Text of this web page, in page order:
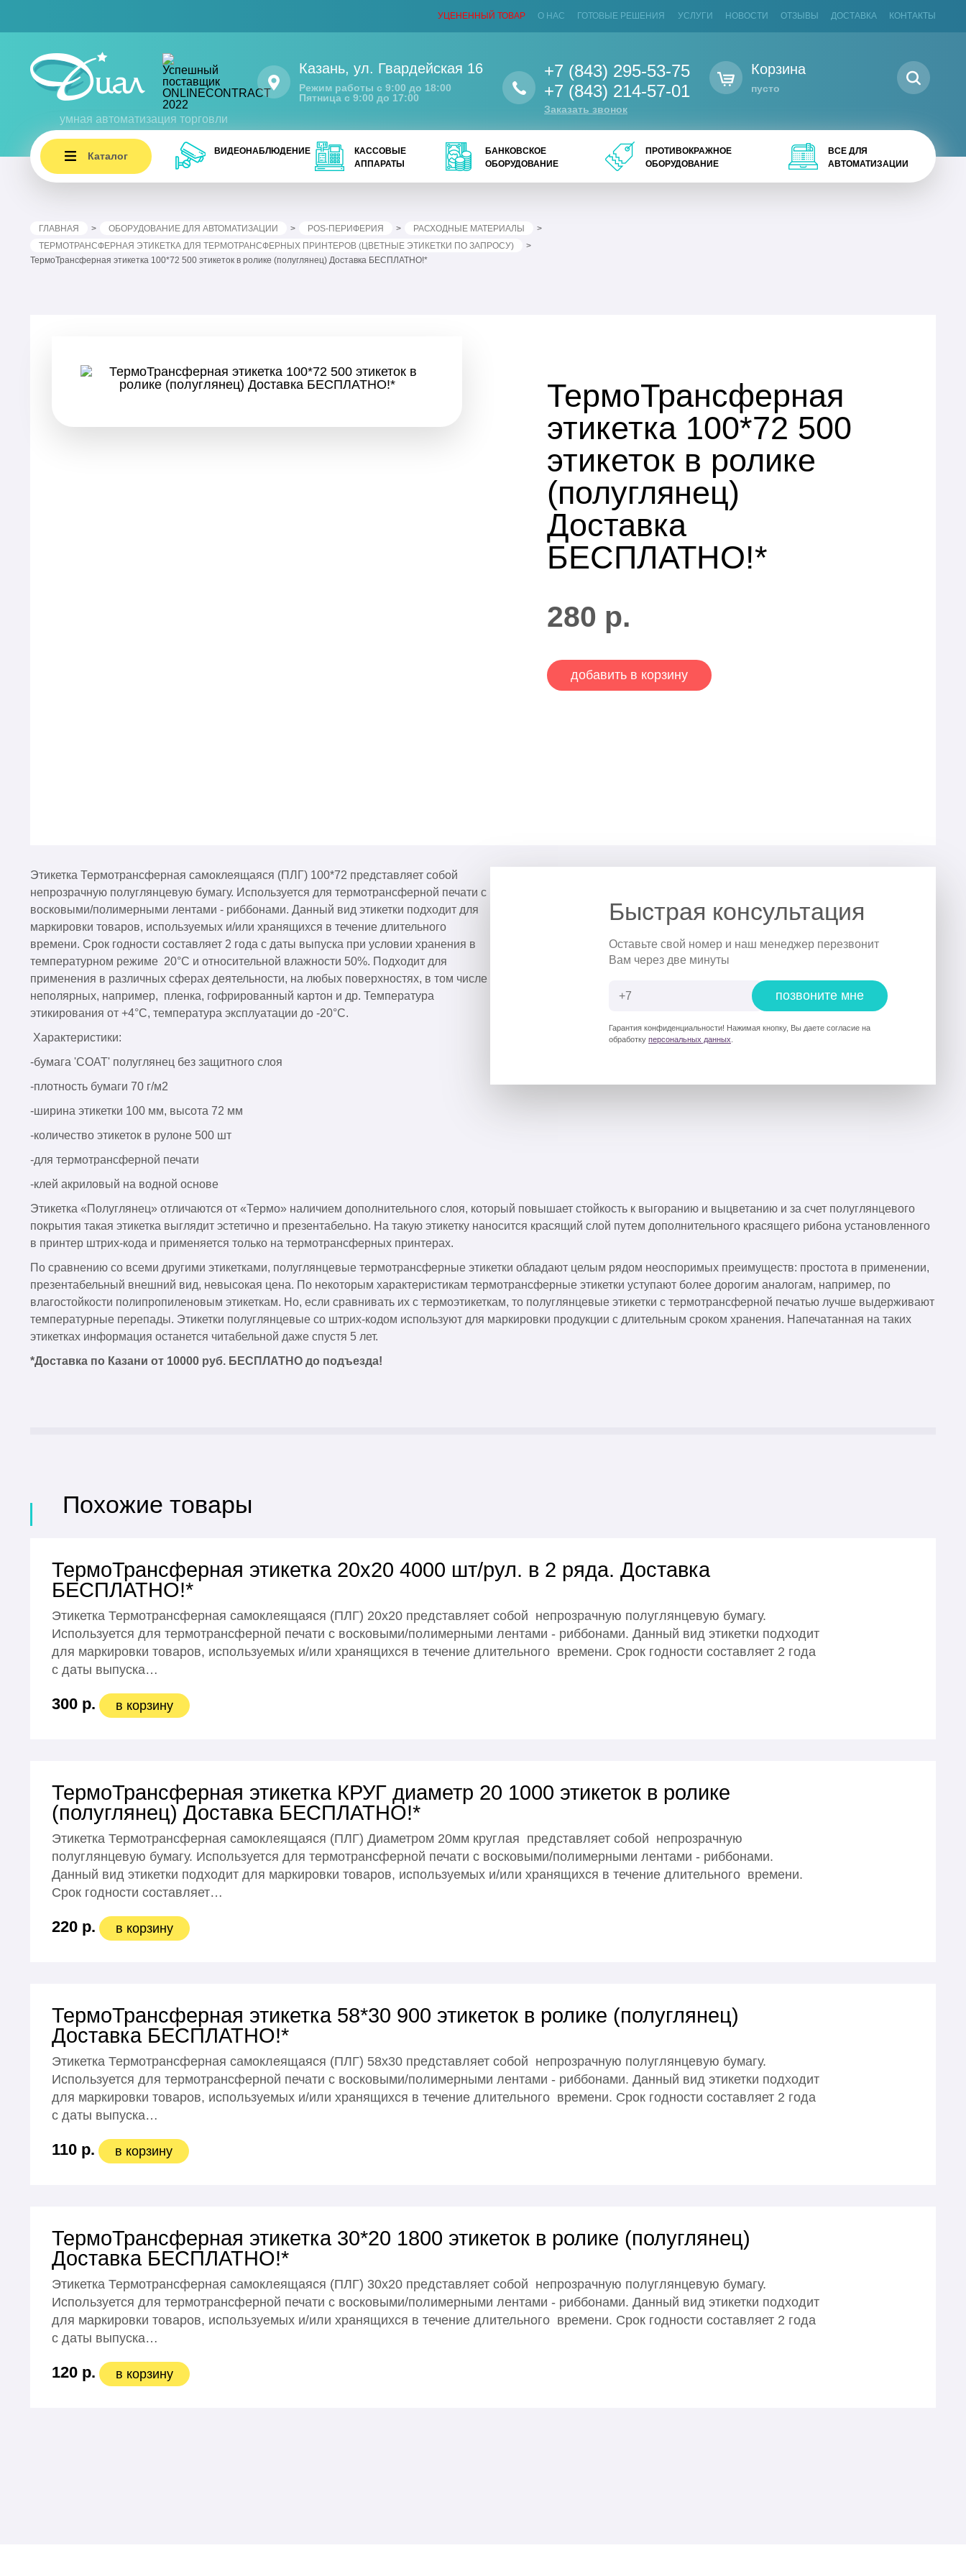
УЦЕНЕННЫЙ ТОВАР О НАС ГОТОВЫЕ РЕШЕНИЯ УСЛУГИ НОВОСТИ ОТЗЫВЫ ДОСТАВКА КОНТАКТЫ
умная автоматизация торговли
Казань, ул. Гвардейская 16
Режим работы с 9:00 до 18:00
Пятница с 9:00 до 17:00
+7 (843) 295-53-75
+7 (843) 214-57-01
Заказать звонок
Корзина
пусто
Каталог ВИДЕОНАБЛЮДЕНИЕ
КАССОВЫЕ
АППАРАТЫ
БАНКОВСКОЕ
ОБОРУДОВАНИЕ
ПРОТИВОКРАЖНОЕ
ОБОРУДОВАНИЕ
ВСЕ ДЛЯ
АВТОМАТИЗАЦИИ
ГЛАВНАЯ ОБОРУДОВАНИЕ ДЛЯ АВТОМАТИЗАЦИИ POS-ПЕРИФЕРИЯ
РАСХОДНЫЕ МАТЕРИАЛЫ
ТЕРМОТРАНСФЕРНАЯ ЭТИКЕТКА ДЛЯ ТЕРМОТРАНСФЕРНЫХ ПРИНТЕРОВ (ЦВЕТНЫЕ ЭТИКЕТКИ ПО ЗАПРОСУ)
ТермоТрансферная этикетка 100*72 500 этикеток в ролике (полуглянец) Доставка БЕСПЛАТНО!*
ТермоТрансферная
этикетка 100*72 500
этикеток в ролике
(полуглянец)
Доставка
БЕСПЛАТНО!*
280 р.
добавить в корзину
Быстрая консультация
Оставьте свой номер и наш менеджер перезвонит
Вам через две минуты
позвоните мне
Гарантия конфиденциальности! Нажимая кнопку, Вы даете согласие на
обработку персональных данных
Этикетка Термотрансферная самоклеящаяся (ПЛГ) 100*72 представляет собой
непрозрачную полуглянцевую бумагу. Используется для термотрансферной печати с
восковыми/полимерными лентами - риббонами. Данный вид этикетки подходит для
маркировки товаров, используемых и/или хранящихся в течение длительного
времени. Срок годности составляет 2 года с даты выпуска при условии хранения в
температурном режиме 20°C и относительной влажности 50%. Подходит для
применения в различных сферах деятельности, на любых поверхностях, в том числе
неполярных, например, пленка, гофрированный картон и др. Температура
этикирования от +4°C, температура эксплуатации до -20°C.
Характеристики:
-бумага 'COAT' полуглянец без защитного слоя
-плотность бумаги 70 г/м2
-ширина этикетки 100 мм, высота 72 мм
-количество этикеток в рулоне 500 шт
-для термотрансферной печати
-клей акриловый на водной основе
Этикетка «Полуглянец» отличаются от «Термо» наличием дополнительного слоя, который повышает стойкость к выгоранию и выцветанию и за счет полуглянцевого
покрытия такая этикетка выглядит эстетично и презентабельно. На такую этикетку наносится красящий слой путем дополнительного красящего рибона установленного
в принтер штрих-кода и применяется только на термотрансферных принтерах.
По сравнению со всеми другими этикетками, полуглянцевые термотрансферные этикетки обладают целым рядом неоспоримых преимуществ: простота в применении,
презентабельный внешний вид, невысокая цена. По некоторым характеристикам термотрансферные этикетки уступают более дорогим аналогам, например, по
влагостойкости полипропиленовым этикеткам. Но, если сравнивать их с термоэтикеткам, то полуглянцевые этикетки с термотрансферной печатью лучше выдерживают
температурные перепады. Этикетки полуглянцевые со штрих-кодом используют для маркировки продукции с длительным сроком хранения. Напечатанная на таких
этикетках информация останется читабельной даже спустя 5 лет.
*Доставка по Казани от 10000 руб. БЕСПЛАТНО до подъезда!
Похожие товары
ТермоТрансферная этикетка 20х20 4000 шт/рул. в 2 ряда. Доставка
БЕСПЛАТНО!*
Этикетка Термотрансферная самоклеящаяся (ПЛГ) 20х20 представляет собой непрозрачную полуглянцевую бумагу.
Используется для термотрансферной печати с восковыми/полимерными лентами - риббонами. Данный вид этикетки подходит
для маркировки товаров, используемых и/или хранящихся в течение длительного времени. Срок годности составляет 2 года
с даты выпуска…
300 р. в корзину
ТермоТрансферная этикетка КРУГ диаметр 20 1000 этикеток в ролике
(полуглянец) Доставка БЕСПЛАТНО!*
Этикетка Термотрансферная самоклеящаяся (ПЛГ) Диаметром 20мм круглая представляет собой непрозрачную
полуглянцевую бумагу. Используется для термотрансферной печати с восковыми/полимерными лентами - риббонами.
Данный вид этикетки подходит для маркировки товаров, используемых и/или хранящихся в течение длительного времени.
Срок годности составляет…
220 р. в корзину
ТермоТрансферная этикетка 58*30 900 этикеток в ролике (полуглянец)
Доставка БЕСПЛАТНО!*
Этикетка Термотрансферная самоклеящаяся (ПЛГ) 58х30 представляет собой непрозрачную полуглянцевую бумагу.
Используется для термотрансферной печати с восковыми/полимерными лентами - риббонами. Данный вид этикетки подходит
для маркировки товаров, используемых и/или хранящихся в течение длительного времени. Срок годности составляет 2 года
с даты выпуска…
110 р. в корзину
ТермоТрансферная этикетка 30*20 1800 этикеток в ролике (полуглянец)
Доставка БЕСПЛАТНО!*
Этикетка Термотрансферная самоклеящаяся (ПЛГ) 30х20 представляет собой непрозрачную полуглянцевую бумагу.
Используется для термотрансферной печати с восковыми/полимерными лентами - риббонами. Данный вид этикетки подходит
для маркировки товаров, используемых и/или хранящихся в течение длительного времени. Срок годности составляет 2 года
с даты выпуска…
120 р. в корзину